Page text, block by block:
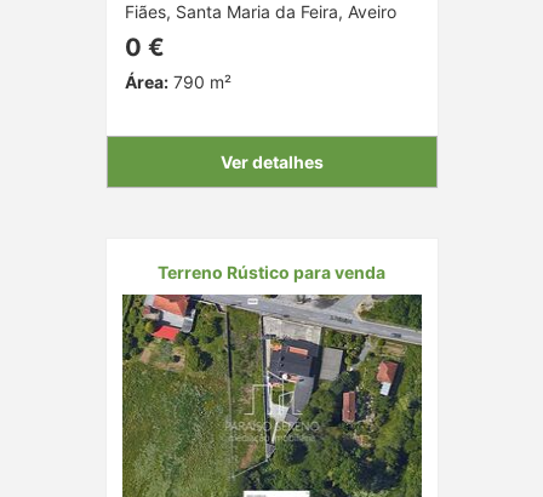
Fiães, Santa Maria da Feira, Aveiro
0 €
Área:790 m²
Ver detalhes
Terreno Rústico para venda